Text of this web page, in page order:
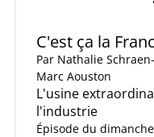
C'est ça la
Par Nathalie
Marc Aouston
L'usine
l'industrie
Épisode du